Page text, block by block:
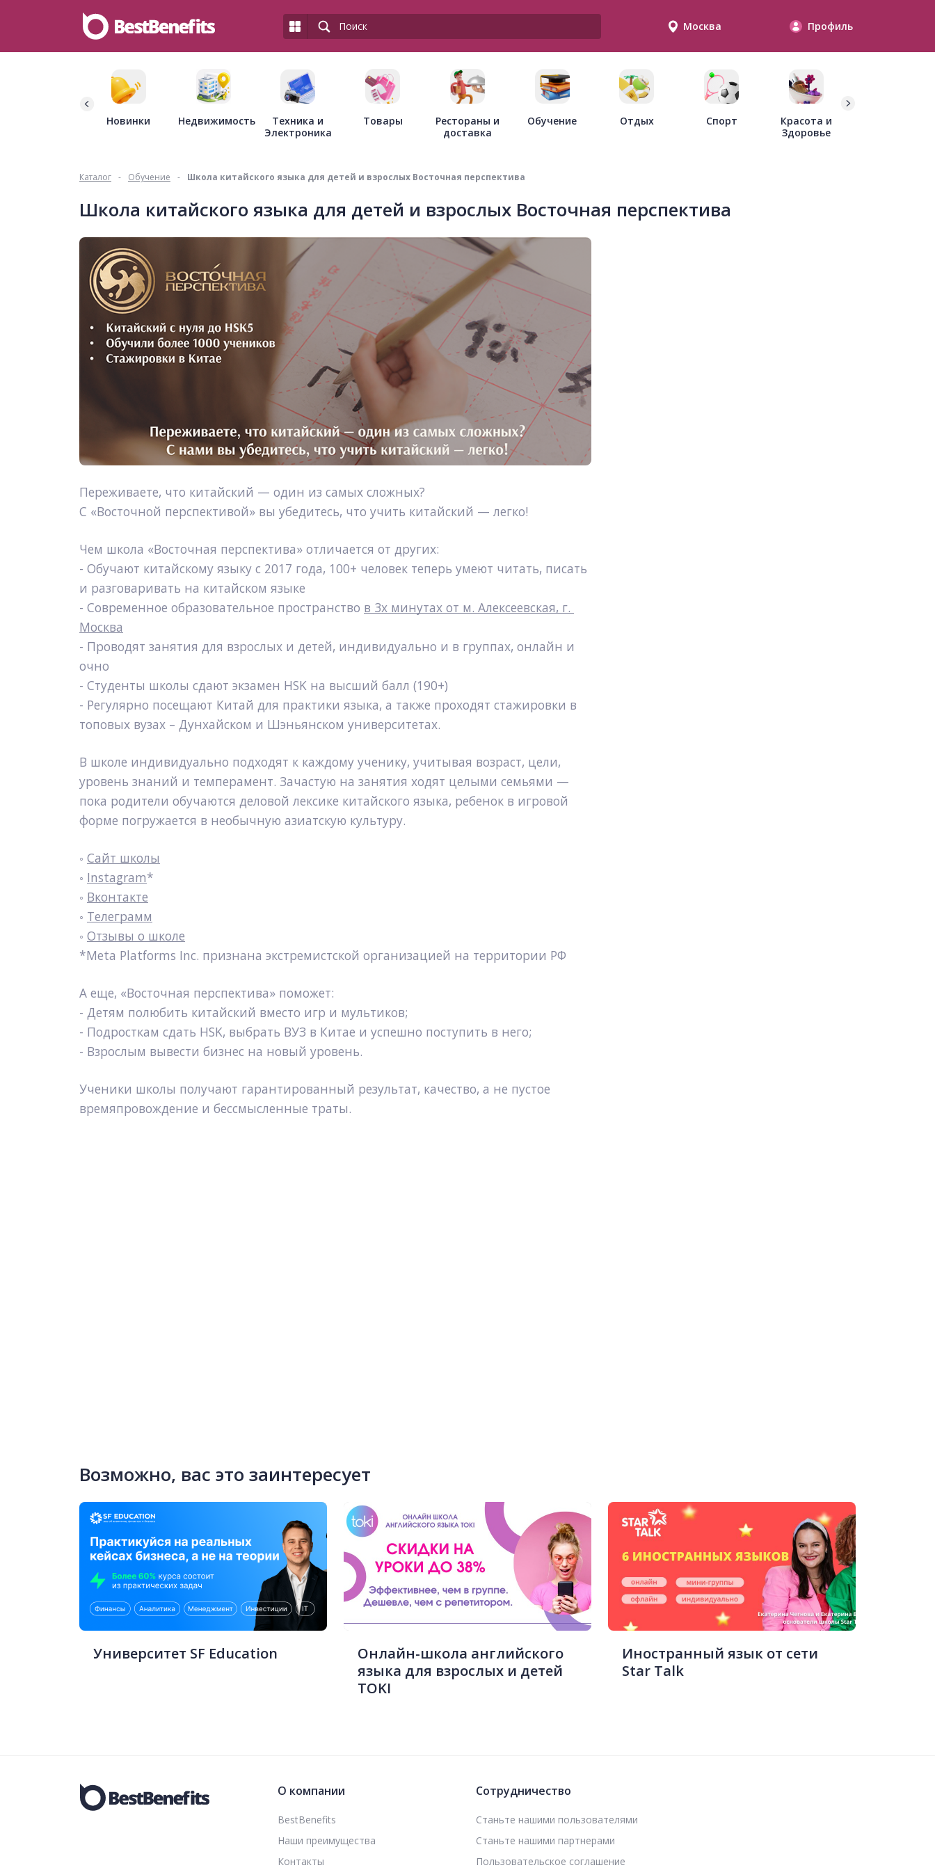
Москва Профиль
Новинки Недвижимость
Техника и
Электроника
Товары
Рестораны и
доставка
Обучение Отдых Спорт
Красота и
Здоровье
Каталог - Обучение - Школа китайского языка для детей и взрослых Восточная перспектива
Школа китайского языка для детей и взрослых Восточная перспектива
Переживаете, что китайский — один из самых сложных?
С «Восточной перспективой» вы убедитесь, что учить китайский — легко!
Чем школа «Восточная перспектива» отличается от других:
- Обучают китайскому языку с 2017 года, 100+ человек теперь умеют читать, писать
и разговаривать на китайском языке
- Современное образовательное пространство в 3х минутах от м. Алексеевская, г.
Москва
- Проводят занятия для взрослых и детей, индивидуально и в группах, онлайн и
очно
- Студенты школы сдают экзамен HSK на высший балл (190+)
- Регулярно посещают Китай для практики языка, а также проходят стажировки в
топовых вузах – Дунхайском и Шэньянском университетах.
В школе индивидуально подходят к каждому ученику, учитывая возраст, цели,
уровень знаний и темперамент. Зачастую на занятия ходят целыми семьями —
пока родители обучаются деловой лексике китайского языка, ребенок в игровой
форме погружается в необычную азиатскую культуру.
◦ Сайт школы
◦ Instagram*
◦ Вконтакте
◦ Телеграмм
◦ Отзывы о школе
*Meta Platforms Inc. признана экстремистской организацией на территории РФ
А еще, «Восточная перспектива» поможет:
- Детям полюбить китайский вместо игр и мультиков;
- Подросткам сдать HSK, выбрать ВУЗ в Китае и успешно поступить в него;
- Взрослым вывести бизнес на новый уровень.
Ученики школы получают гарантированный результат, качество, а не пустое
времяпровождение и бессмысленные траты.
Возможно, вас это заинтересует
Университет SF Education
Онлайн-школа английского
языка для взрослых и детей
TOKI
Иностранный язык от сети
Star Talk
О компании
BestBenefits
Наши преимущества
Контакты
Сотрудничество
Станьте нашими пользователями
Станьте нашими партнерами
Пользовательское соглашение